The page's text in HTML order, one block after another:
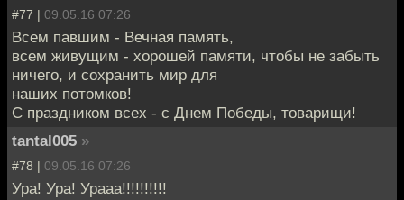
#77 | 09.05.16 07:26
Всем павшим - Вечная память,
всем живущим - хорошей памяти, чтобы не забыть
ничего, и сохранить мир для
наших потомков!
С праздником всех - с Днем Победы, товарищи!
tantal005 »
#78 | 09.05.16 07:26
Ура! Ура! Урааа!!!!!!!!!!